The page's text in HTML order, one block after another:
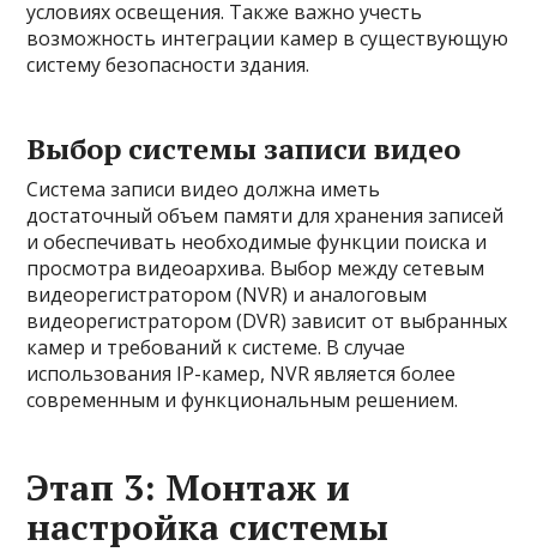
условиях освещения. Также важно учесть
возможность интеграции камер в существующую
систему безопасности здания.
Выбор системы записи видео
Система записи видео должна иметь
достаточный объем памяти для хранения записей
и обеспечивать необходимые функции поиска и
просмотра видеоархива. Выбор между сетевым
видеорегистратором (NVR) и аналоговым
видеорегистратором (DVR) зависит от выбранных
камер и требований к системе. В случае
использования IP-камер, NVR является более
современным и функциональным решением.
Этап 3: Монтаж и
настройка системы